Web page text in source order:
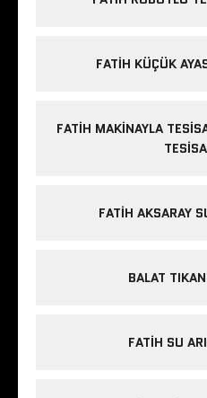
FATIH KÜÇÜK
FATIH MAKINAYLA
FATIH AKSARAY
BALAT
FATIH SU